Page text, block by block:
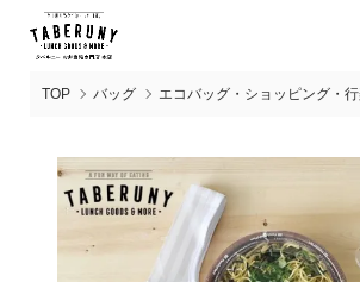
TOP バッグ エコバッグ・ショッピング・行